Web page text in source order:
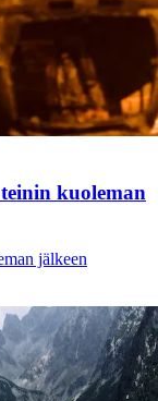
kuoleman
jälkeen